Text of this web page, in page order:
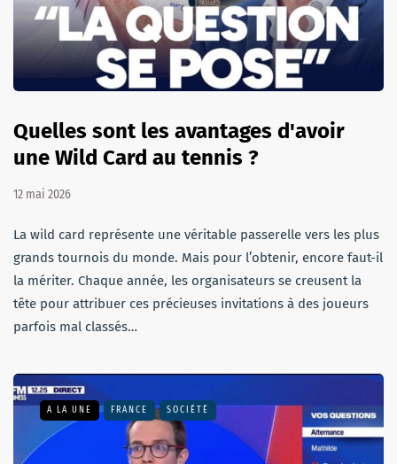
Quelles sont les avantages d'avoir
une Wild Card au tennis ?
12 mai 2026
La wild card représente une véritable passerelle vers les plus
grands tournois du monde. Mais pour l’obtenir, encore faut-il
la mériter. Chaque année, les organisateurs se creusent la
tête pour attribuer ces précieuses invitations à des joueurs
parfois mal classés…
A LA UNE FRANCE SOCIÉTÉ